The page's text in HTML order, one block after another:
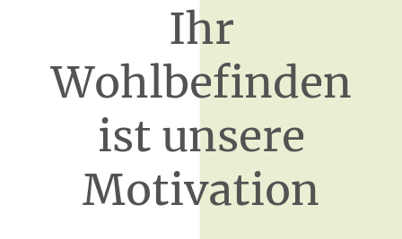
Ihr
Wohlbefinden
ist unsere
Motivation